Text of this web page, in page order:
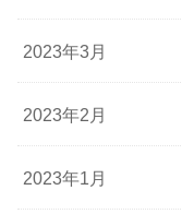
2023年3月
2023年2月
2023年1月